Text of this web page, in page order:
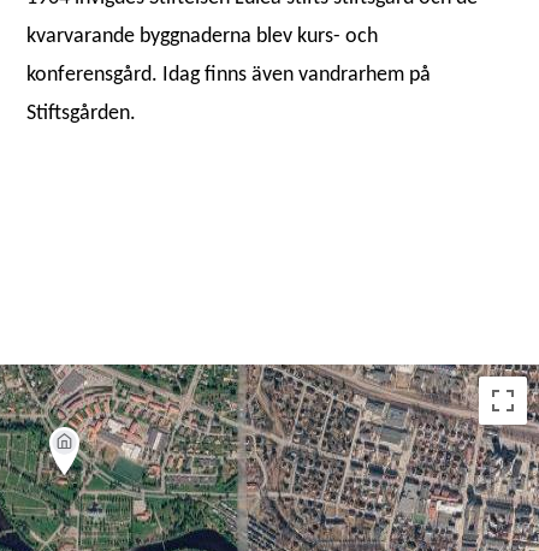
kvarvarande byggnaderna blev kurs- och
konferensgård. Idag finns även vandrarhem på
Stiftsgården.